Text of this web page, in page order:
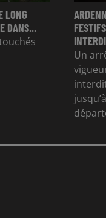
LONG
DANS...
Un